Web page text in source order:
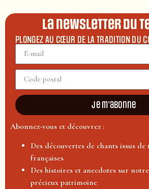
La newsletter du
PLONGEZ AU CŒUR DE LA TRADITION DU
Je m'abonne
Abonnez-vous et découvrez :
Des découvertes de chants issus
françaises
Des histoires et anecdotes sur
précieux patrimoine